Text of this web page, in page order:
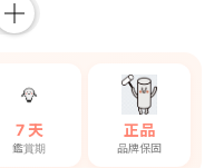
7 天
鑑賞期
正品
品牌保固